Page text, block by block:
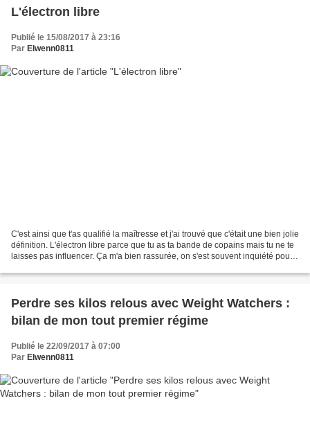
L'électron libre
Publié le 15/08/2017 à 23:16
Par Elwenn0811
C'est ainsi que t'as qualifié la maîtresse et j'ai trouvé que c'était une bien jolie
définition. L'électron libre parce que tu as ta bande de copains mais tu ne te
laisses pas influencer. Ça m'a bien rassurée, on s'est souvent inquiété pour
Perdre ses kilos relous avec Weight Watchers :
bilan de mon tout premier régime
Publié le 22/09/2017 à 07:00
Par Elwenn0811